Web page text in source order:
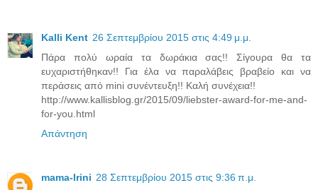
Kalli Kent 26 Σεπτεμβρίου 2015 στις 4:49 μ.μ.
Πάρα πολύ ωραία τα δωράκια σας!! Σίγουρα θα τα
ευχαριστήθηκαν!! Για έλα να παραλάβεις βραβείο και να
περάσεις από mini συνέντευξη!! Καλή συνέχεια!!
http://www.kallisblog.gr/2015/09/liebster-award-for-me-and-
for-you.html
Απάντηση
mama-Irini 28 Σεπτεμβρίου 2015 στις 9:36 π.μ.